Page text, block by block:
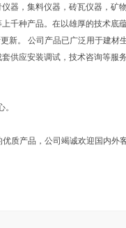
器，集料仪器，砖瓦仪器，矿
千种产品。在以雄厚的技术底
新。 公司产品已广泛用于建材
供应安装调试，技术咨询等服
质产品，公司竭诚欢迎国内外